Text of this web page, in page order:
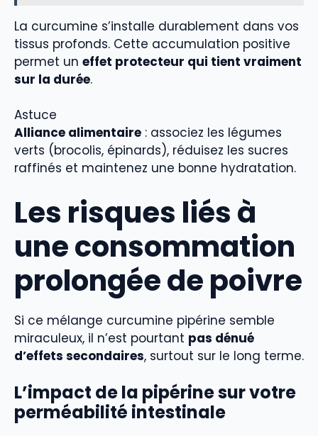
La curcumine s’installe durablement dans vos
tissus profonds. Cette accumulation positive
permet un effet protecteur qui tient vraiment
sur la durée.
Astuce
Alliance alimentaire : associez les légumes
verts (brocolis, épinards), réduisez les sucres
raffinés et maintenez une bonne hydratation.
Les risques liés à
une consommation
prolongée de poivre
Si ce mélange curcumine pipérine semble
miraculeux, il n’est pourtant pas dénué
d’effets secondaires, surtout sur le long terme.
L’impact de la pipérine sur votre
perméabilité intestinale